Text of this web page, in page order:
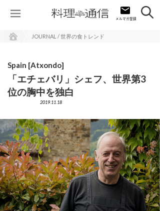
JOURNAL / 世界の食トレンド
Spain [Atxondo]
「エチェバリ」シェフ、世界第3
位の胸中を独白
2019.11.18